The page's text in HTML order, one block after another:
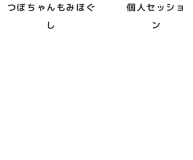
つぼちゃんもみほぐ
し
個人セッショ
ン